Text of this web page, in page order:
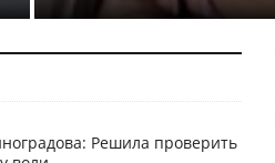
Решила проверить